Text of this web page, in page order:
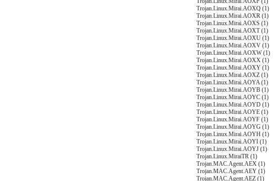
Trojan.Linux.Mirai.AOXQ (1)
Trojan.Linux.Mirai.AOXR (1)
Trojan.Linux.Mirai.AOXS (1)
Trojan.Linux.Mirai.AOXT (1)
Trojan.Linux.Mirai.AOXU (1)
Trojan.Linux.Mirai.AOXV (1)
Trojan.Linux.Mirai.AOXW (1)
Trojan.Linux.Mirai.AOXX (1)
Trojan.Linux.Mirai.AOXY (1)
Trojan.Linux.Mirai.AOXZ (1)
Trojan.Linux.Mirai.AOYA (1)
Trojan.Linux.Mirai.AOYB (1)
Trojan.Linux.Mirai.AOYC (1)
Trojan.Linux.Mirai.AOYD (1)
Trojan.Linux.Mirai.AOYE (1)
Trojan.Linux.Mirai.AOYF (1)
Trojan.Linux.Mirai.AOYG (1)
Trojan.Linux.Mirai.AOYH (1)
Trojan.Linux.Mirai.AOYI (1)
Trojan.Linux.Mirai.AOYJ (1)
Trojan.Linux.MiraiTR (1)
Trojan.MAC.Agent.AEX (1)
Trojan.MAC.Agent.AEY (1)
Trojan.MAC.Agent.AEZ (1)